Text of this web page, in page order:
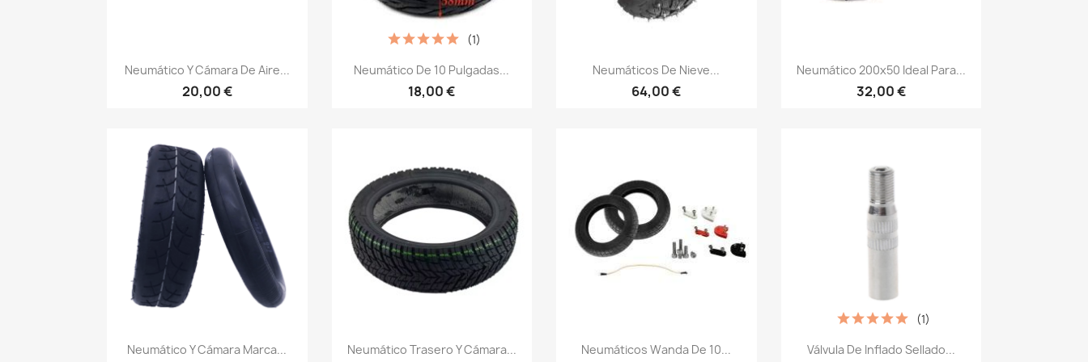
Vista rápida
Neumático Y Cámara De Aire...
20,00 €
Vista rápida
Neumático De 10 Pulgadas...
18,00 €
(1)
Vista rápida
Neumáticos De Nieve...
64,00 €
Vista rápida
Neumático 200x50 Ideal Para...
32,00 €
Vista rápida
Neumático Y Cámara Marca... Vista rápida
Neumático Trasero Y Cámara... Vista rápida
Neumáticos Wanda De 10... Vista rápida
Válvula De Inflado Sellado...
(1)